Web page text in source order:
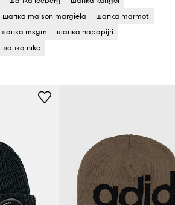
шапка maison margiela
шапка marmot
шапка msgm
шапка napapijri
шапка nike